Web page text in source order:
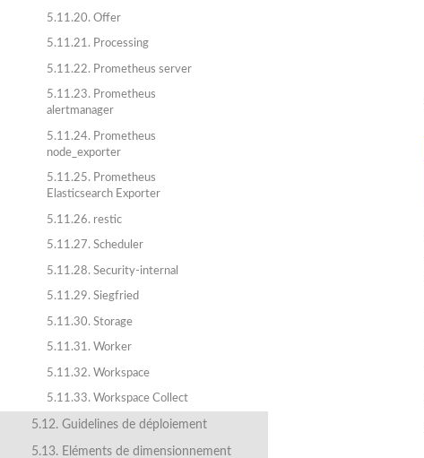
5.11.20. Offer
5.11.21. Processing
5.11.22. Prometheus server
5.11.23. Prometheus
alertmanager
5.11.24. Prometheus
node_exporter
5.11.25. Prometheus
Elasticsearch Exporter
5.11.26. restic
5.11.27. Scheduler
5.11.28. Security-internal
5.11.29. Siegfried
5.11.30. Storage
5.11.31. Worker
5.11.32. Workspace
5.11.33. Workspace Collect
5.12. Guidelines de déploiement
5.13. Eléments de dimensionnement